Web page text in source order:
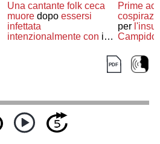
Una cantante folk ceca
muoredopo essersi
infettata
intenzionalmente con il
Prime
per